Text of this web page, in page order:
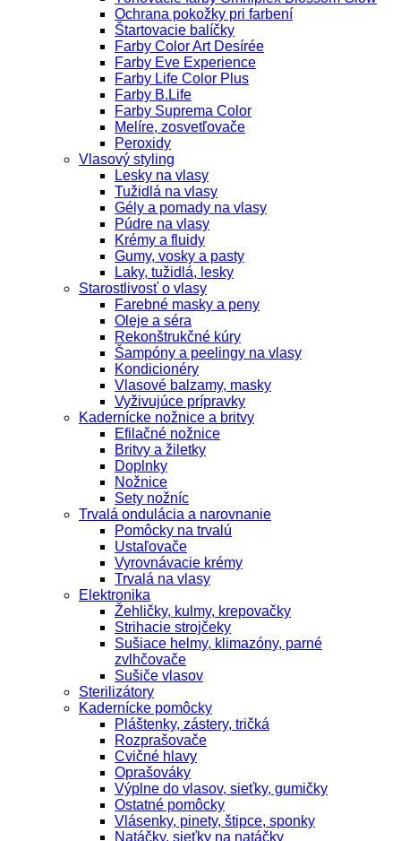
Ochrana pokožky pri farbení
Štartovacie balíčky
Farby Color Art Desírée
Farby Eve Experience
Farby Life Color Plus
Farby B.Life
Farby Suprema Color
Melíre, zosvetľovače
Peroxidy
Vlasový styling
Lesky na vlasy
Tužidlá na vlasy
Gély a pomady na vlasy
Púdre na vlasy
Krémy a fluidy
Gumy, vosky a pasty
Laky, tužidlá, lesky
Starostlivosť o vlasy
Farebné masky a peny
Oleje a séra
Rekonštrukčné kúry
Šampóny a peelingy na vlasy
Kondicionéry
Vlasové balzamy, masky
Vyživujúce prípravky
Kadernícke nožnice a britvy
Efilačné nožnice
Britvy a žiletky
Doplnky
Nožnice
Sety nožníc
Trvalá ondulácia a narovnanie
Pomôcky na trvalú
Ustaľovače
Vyrovnávacie krémy
Trvalá na vlasy
Elektronika
Žehličky, kulmy, krepovačky
Strihacie strojčeky
Sušiace helmy, klimazóny, parné
zvlhčovače
Sušiče vlasov
Sterilizátory
Kadernícke pomôcky
Pláštenky, zástery, tričká
Rozprašovače
Cvičné hlavy
Oprašováky
Výplne do vlasov, sieťky, gumičky
Ostatné pomôcky
Vlásenky, pinety, štipce, sponky
Natáčky, sieťky na natáčky